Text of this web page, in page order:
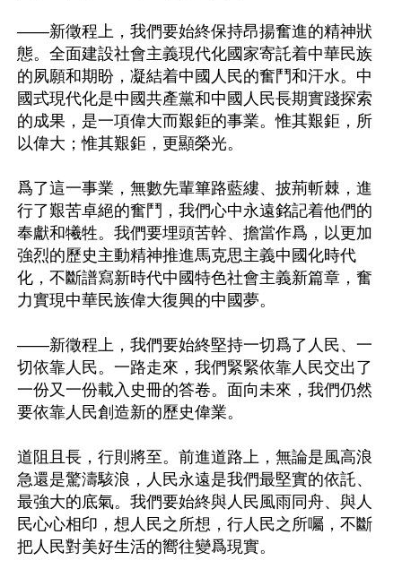
——新徵程上，我們要始終保持昂揚奮進的精神狀
態。全面建設社會主義現代化國家寄託着中華民族
的夙願和期盼，凝結着中國人民的奮鬥和汗水。中
國式現代化是中國共產黨和中國人民長期實踐探索
的成果，是一項偉大而艱鉅的事業。惟其艱鉅，所
以偉大；惟其艱鉅，更顯榮光。
爲了這一事業，無數先輩篳路藍縷、披荊斬棘，進
行了艱苦卓絕的奮鬥，我們心中永遠銘記着他們的
奉獻和犧牲。我們要埋頭苦幹、擔當作爲，以更加
強烈的歷史主動精神推進馬克思主義中國化時代
化，不斷譜寫新時代中國特色社會主義新篇章，奮
力實現中華民族偉大復興的中國夢。
——新徵程上，我們要始終堅持一切爲了人民、一
切依靠人民。一路走來，我們緊緊依靠人民交出了
一份又一份載入史冊的答卷。面向未來，我們仍然
要依靠人民創造新的歷史偉業。
道阻且長，行則將至。前進道路上，無論是風高浪
急還是驚濤駭浪，人民永遠是我們最堅實的依託、
最強大的底氣。我們要始終與人民風雨同舟、與人
民心心相印，想人民之所想，行人民之所囑，不斷
把人民對美好生活的嚮往變爲現實。